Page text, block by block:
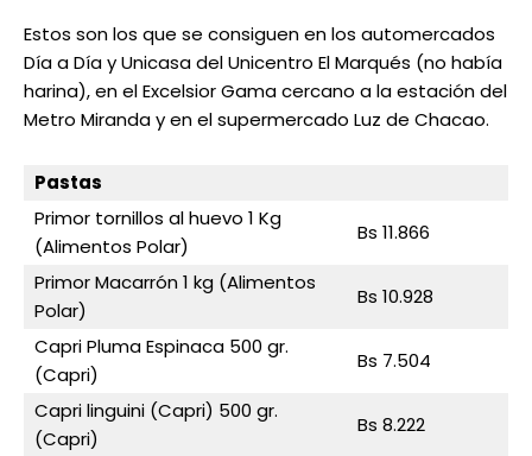
Estos son los que se consiguen en los automercados
Día a Día y Unicasa del Unicentro El Marqués (no había
harina), en el Excelsior Gama cercano a la estación del
Metro Miranda y en el supermercado Luz de Chacao.
Pastas
Primor tornillos al huevo 1 Kg
(Alimentos Polar)
Bs 11.866
Primor Macarrón 1 kg (Alimentos
Polar)
Bs 10.928
Capri Pluma Espinaca 500 gr.
(Capri)
Bs 7.504
Capri linguini (Capri) 500 gr.
(Capri)
Bs 8.222